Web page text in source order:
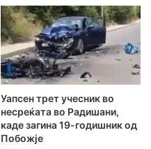
Уапсен трет учесник во
несреќата во Радишани,
каде загина 19-годишник од
Побожје